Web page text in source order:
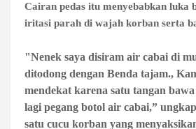
Cairan pedas itu menyebabkan luka
iritasi parah di wajah korban serta
"Nenek saya disiram air cabai di
ditodong dengan Benda tajam.,
mendekat karena satu tangan
lagi pegang botol air cabai,”
satu cucu korban yang